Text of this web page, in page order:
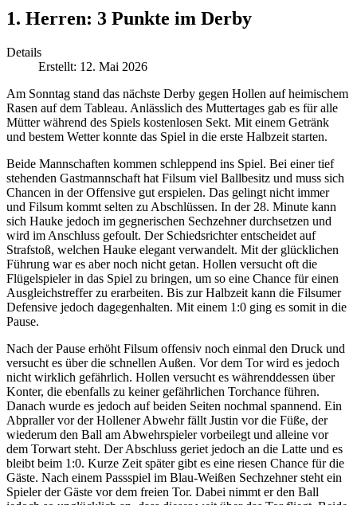
1. Herren: 3 Punkte im Derby
Details
Erstellt: 12. Mai 2026
Am Sonntag stand das nächste Derby gegen Hollen auf heimischem
Rasen auf dem Tableau. Anlässlich des Muttertages gab es für alle
Mütter während des Spiels kostenlosen Sekt. Mit einem Getränk
und bestem Wetter konnte das Spiel in die erste Halbzeit starten.
Beide Mannschaften kommen schleppend ins Spiel. Bei einer tief
stehenden Gastmannschaft hat Filsum viel Ballbesitz und muss sich
Chancen in der Offensive gut erspielen. Das gelingt nicht immer
und Filsum kommt selten zu Abschlüssen. In der 28. Minute kann
sich Hauke jedoch im gegnerischen Sechzehner durchsetzen und
wird im Anschluss gefoult. Der Schiedsrichter entscheidet auf
Strafstoß, welchen Hauke elegant verwandelt. Mit der glücklichen
Führung war es aber noch nicht getan. Hollen versucht oft die
Flügelspieler in das Spiel zu bringen, um so eine Chance für einen
Ausgleichstreffer zu erarbeiten. Bis zur Halbzeit kann die Filsumer
Defensive jedoch dagegenhalten. Mit einem 1:0 ging es somit in die
Pause.
Nach der Pause erhöht Filsum offensiv noch einmal den Druck und
versucht es über die schnellen Außen. Vor dem Tor wird es jedoch
nicht wirklich gefährlich. Hollen versucht es währenddessen über
Konter, die ebenfalls zu keiner gefährlichen Torchance führen.
Danach wurde es jedoch auf beiden Seiten nochmal spannend. Ein
Abpraller vor der Hollener Abwehr fällt Justin vor die Füße, der
wiederum den Ball am Abwehrspieler vorbeilegt und alleine vor
dem Torwart steht. Der Abschluss geriet jedoch an die Latte und es
bleibt beim 1:0. Kurze Zeit später gibt es eine riesen Chance für die
Gäste. Nach einem Passspiel im Blau-Weißen Sechzehner steht ein
Spieler der Gäste vor dem freien Tor. Dabei nimmt er den Ball